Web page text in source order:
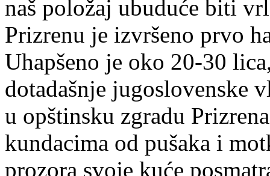
naš položaj ubuduće biti
Prizrenu je izvršeno prvo
Uhapšeno je oko 20-30
dotadašnje jugoslovenske
u opštinsku zgradu
kundacima od pušaka i
prozora svoje kuće